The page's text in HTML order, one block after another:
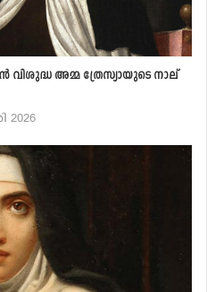
വിശുദ്ധ അമ്മ ത്രേസ്യായുടെ നാല്